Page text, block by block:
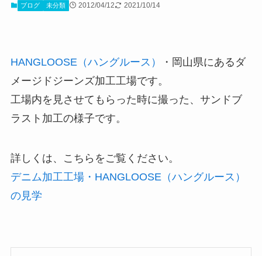
ブログ 未分類 2012/04/12 2021/10/14
HANGLOOSE（ハングルース）
・岡山県にあるダ
メージドジーンズ加工工場です。
工場内を見させてもらった時に撮った、サンドブ
ラスト加工の様子です。
詳しくは、こちらをご覧ください。
デニム加工工場・HANGLOOSE（ハングルース）
の見学